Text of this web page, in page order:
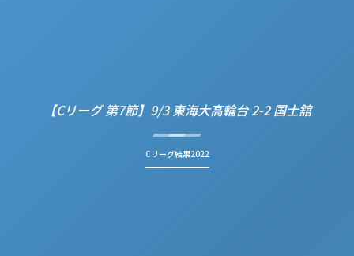
【Cリーグ 第7節】9/3 東海大高輪台 2-2 国士舘
Cリーグ結果2022